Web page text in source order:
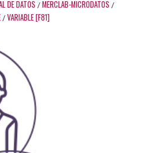
DE DATOS / MERCLAB-MICRODATOS /
/ VARIABLE [F81]